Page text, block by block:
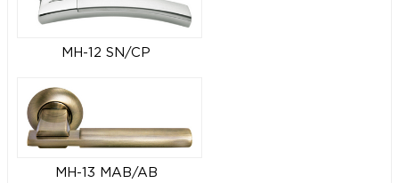
MH-12 SN/CP
MH-13 MAB/AB